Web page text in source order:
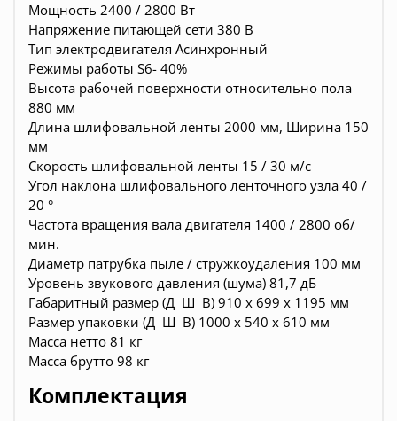
Мощность 2400 / 2800 Вт
Напряжение питающей сети 380 В
Тип электродвигателя Асинхронный
Режимы работы S6- 40%
Высота рабочей поверхности относительно пола
880 мм
Длина шлифовальной ленты 2000 мм, Ширина 150
мм
Скорость шлифовальной ленты 15 / 30 м/с
Угол наклона шлифовального ленточного узла 40 /
20 °
Частота вращения вала двигателя 1400 / 2800 об/
мин.
Диаметр патрубка пыле / стружкоудаления 100 мм
Уровень звукового давления (шума) 81,7 дБ
Габаритный размер (Д Ш В) 910 х 699 х 1195 мм
Размер упаковки (Д Ш В) 1000 х 540 х 610 мм
Масса нетто 81 кг
Масса брутто 98 кг
Комплектация